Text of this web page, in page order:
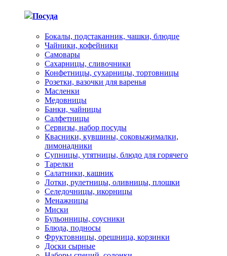
Посуда
Бокалы, подстаканник, чашки, блюдце
Чайники, кофейники
Самовары
Сахарницы, сливочники
Конфетницы, сухарницы, тортовницы
Розетки, вазочки для варенья
Масленки
Медовницы
Банки, чайницы
Салфетницы
Сервизы, набор посуды
Квасники, кувшины, соковыжималки,
лимонадники
Супницы, утятницы, блюдо для горячего
Тарелки
Салатники, кашник
Лотки, рулетницы, оливницы, плошки
Селедочницы, икорницы
Менажницы
Миски
Бульонницы, соусники
Блюда, подносы
Фруктовницы, орешница, корзинки
Доски сырные